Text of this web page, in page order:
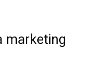
marketing